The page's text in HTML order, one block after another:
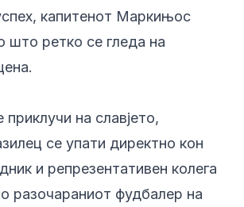
капитенот Маркињос
што ретко се гледа на
на славјето,
се упати директно кон
и репрезентативен колега
разочараниот фудбалер на